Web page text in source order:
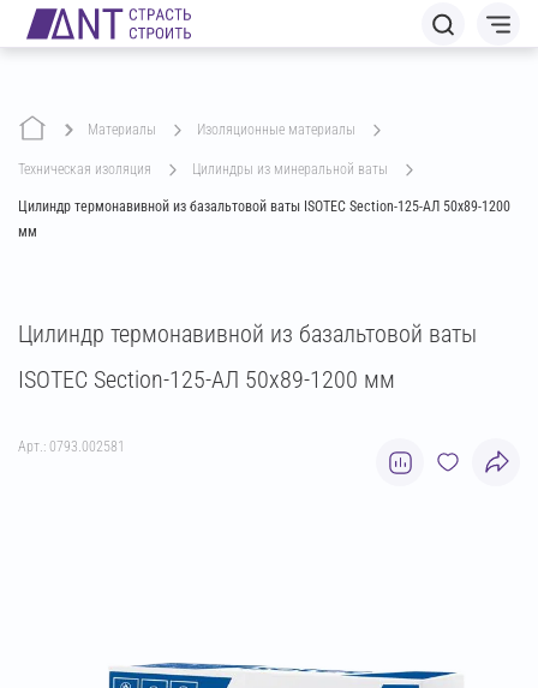
Материалы изоляционные материалы
техническая изоляция цилиндры из минеральной ваты
Цилиндр термонавивной из базальтовой ваты ISOTEC Section-125-АЛ 50х89-1200
мм
Цилиндр термонавивной из базальтовой ваты
ISOTEC Section-125-АЛ 50х89-1200 мм
Арт.: 0793.002581